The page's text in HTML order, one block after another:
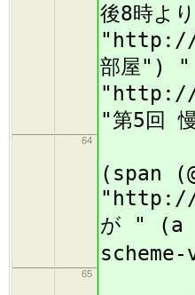
後8時
"http://
部屋")
"http://
"第5回
64
(span
"http://
が " (a
65